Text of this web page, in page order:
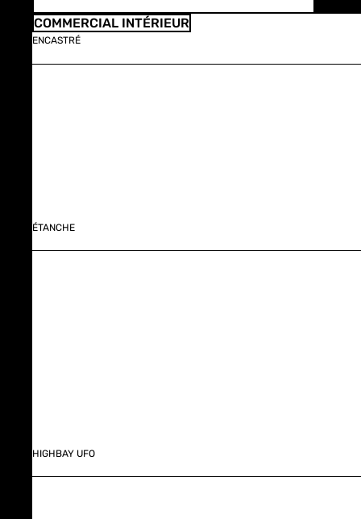
COMMERCIAL INTÉRIEUR
ENCASTRÉ
ÉTANCHE
HIGHBAY UFO